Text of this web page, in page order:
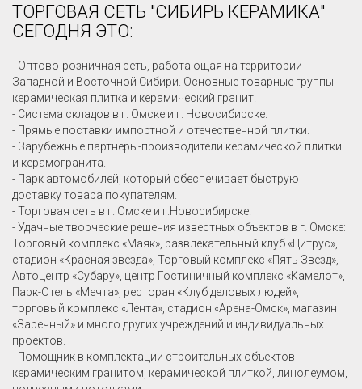
ТОРГОВАЯ СЕТЬ "СИБИРЬ КЕРАМИКА"
СЕГОДНЯ ЭТО:
- Оптово-розничная сеть, работающая на территории
Западной и Восточной Сибири. Основные товарные группы- -
керамическая плитка и керамический гранит.
- Система складов в г. Омске и г. Новосибирске.
- Прямые поставки импортной и отечественной плитки.
- Зарубежные партнеры-производители керамической плитки
и керамогранита.
- Парк автомобилей, который обеспечивает быструю
доставку товара покупателям.
- Торговая сеть в г. Омске и г.Новосибирске.
- Удачные творческие решения известных объектов в г. Омске:
Торговый комплекс «Маяк», развлекательный клуб «Цитрус»,
стадион «Красная звезда», Торговый комплекс «Пять Звезд»,
Автоцентр «Субару», центр Гостиничный комплекс «Камелот»,
Парк-Отель «Мечта», ресторан «Клуб деловых людей»,
торговый комплекс «Лента», стадион «Арена-Омск», магазин
«Заречный» и много других учреждений и индивидуальных
проектов.
- Помощник в комплектации строительных объектов
керамическим гранитом, керамической плиткой, линолеумом,